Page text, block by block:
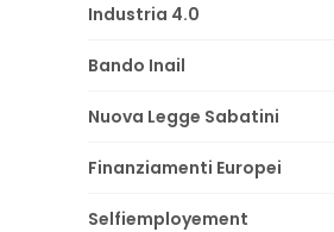
Industria 4.0
Bando Inail
Nuova Legge Sabatini
Finanziamenti Europei
Selfiemployement